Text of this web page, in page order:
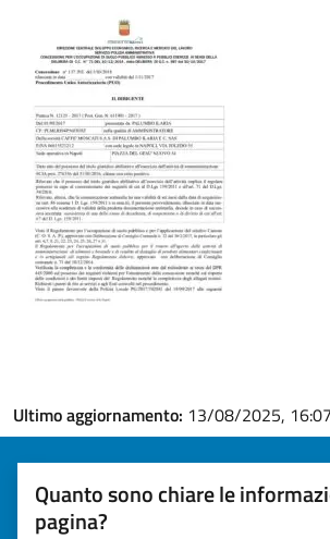
Ultimo aggiornamento: 13/08/2025, 16:07
Quanto sono chiare le
pagina?